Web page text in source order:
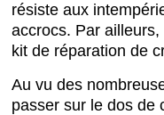
résiste aux
accrocs. Par
kit de réparation de
Au vu des
passer sur le dos de